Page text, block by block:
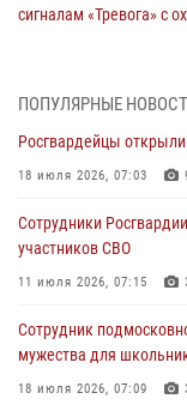
сигналам «Тревога» с
Росгвардейцы
03 августа 2026, 15:26
«семейным подрядом»
03 августа 2026, 14:57
крупную сумму в
31 июля 2026, 14:00
ПОПУЛЯРНЫЕ
Росгвардейцы
18 июля 2026, 07:03
Сотрудники
участников СВО
11 июля 2026, 07:15
Сотрудник
мужества для
18 июля 2026, 07:09